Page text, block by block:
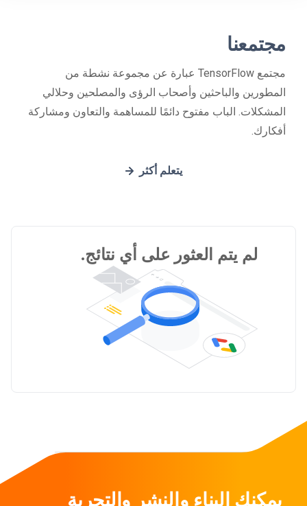
مجتمعنا
مجتمع TensorFlow عبارة عن مجموعة نشطة من
المطورين والباحثين وأصحاب الرؤى والمصلحين وحلالي
المشكلات. الباب مفتوح دائمًا للمساهمة والتعاون ومشاركة
أفكارك.
يتعلم أكثر
لم يتم العثور على أي نتائج.
يمكنك البناء والنشر والتجربة